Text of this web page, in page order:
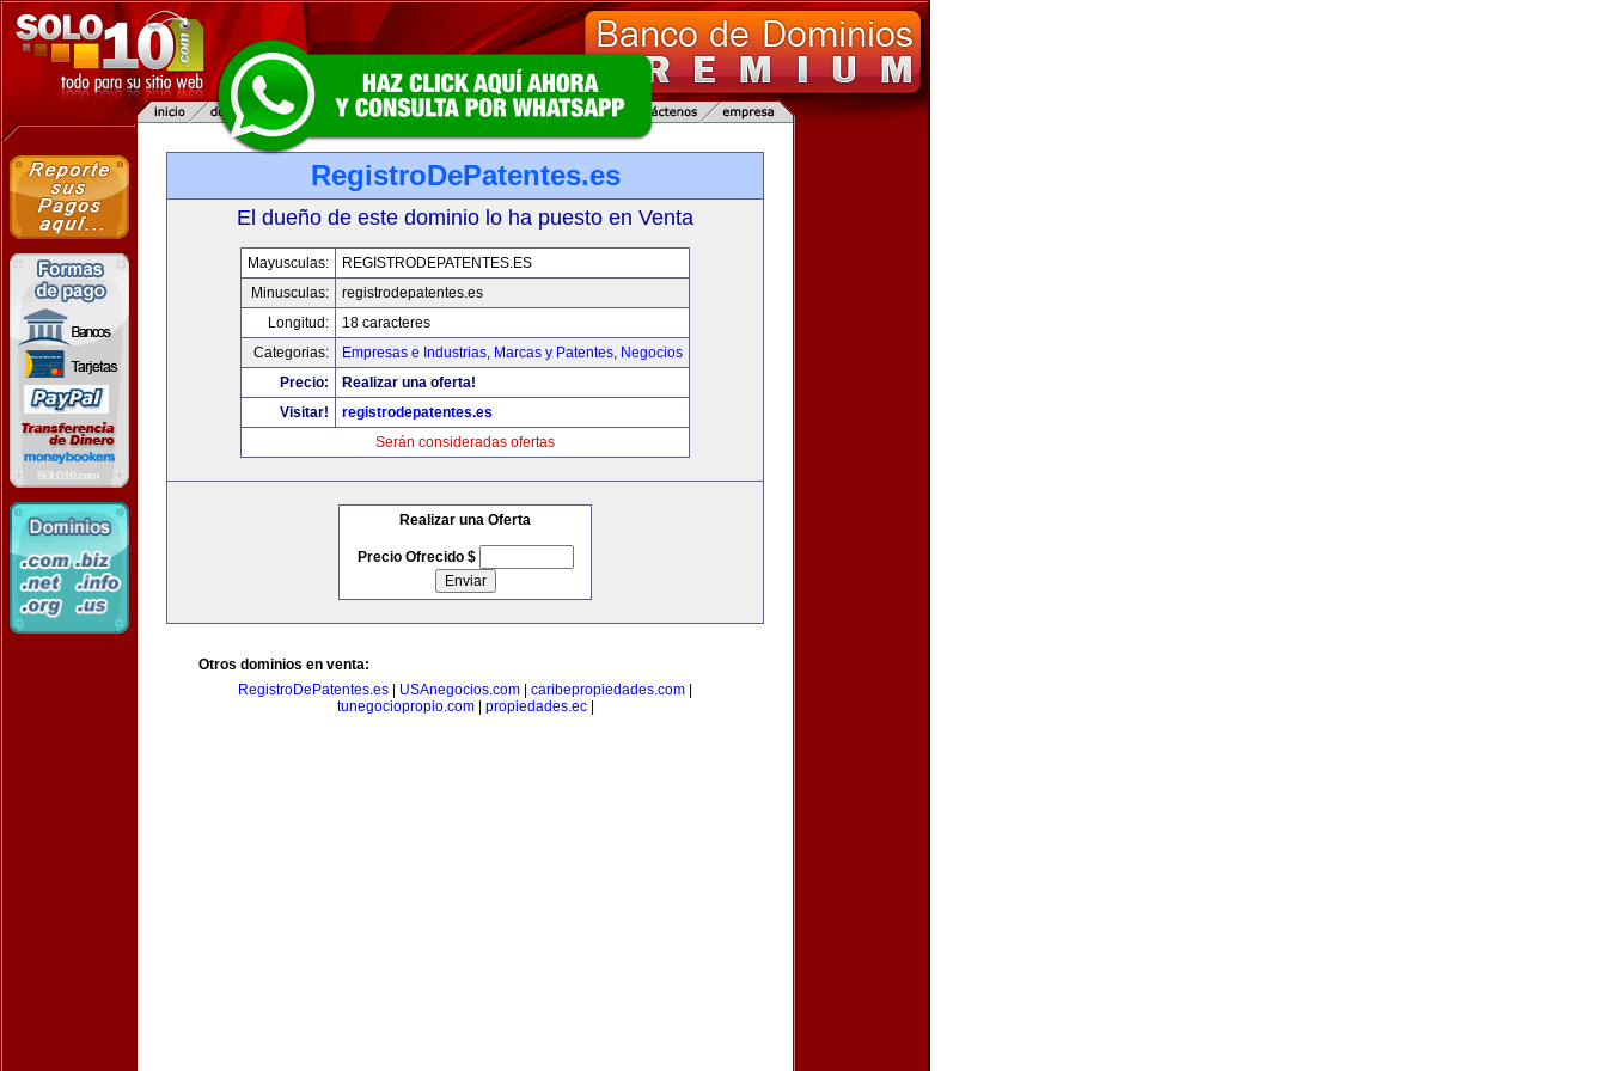
RegistroDePatentes.es
El dueño de este dominio lo ha puesto en Venta
Mayusculas:
REGISTRODEPATENTES.ES
Minusculas:
registrodepatentes.es
Longitud:
18 caracteres
Categorias:
Empresas e Industrias, Marcas y Patentes, Negocios
Precio:
Realizar una oferta!
Visitar!
registrodepatentes.es
Serán consideradas ofertas
Realizar una Oferta
Precio Ofrecido $
Otros dominios en venta:
RegistroDePatentes.es
USAnegocios.com caribepropiedades.com
tunegociopropio.com| propiedades.ec|